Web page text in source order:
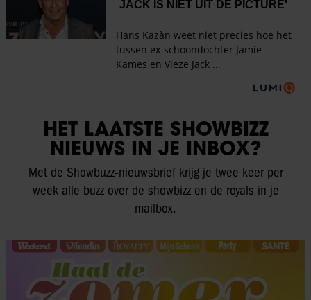
HET LAATSTE SHOWBIZZ
NIEUWS IN JE INBOX?
Met de Showbuzz-nieuwsbrief krijg je twee keer per
week alle buzz over de showbizz en de royals in je
mailbox.